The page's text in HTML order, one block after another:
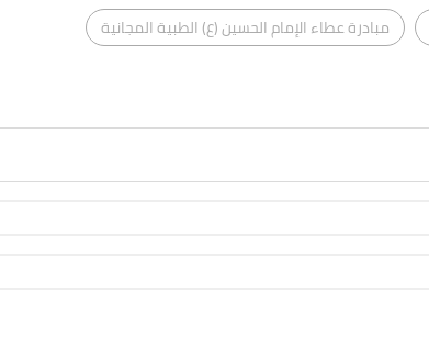
مبادرة عطاء الإمام الحسين (ع) الطبية المجانية